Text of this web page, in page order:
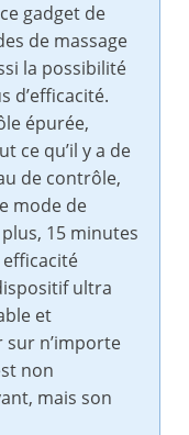
gadget de
de massage
la possibilité
d’efficacité.
épurée,
ce qu’il y a de
de contrôle,
mode de
15 minutes
ultra
et
sur n’importe
non
mais son